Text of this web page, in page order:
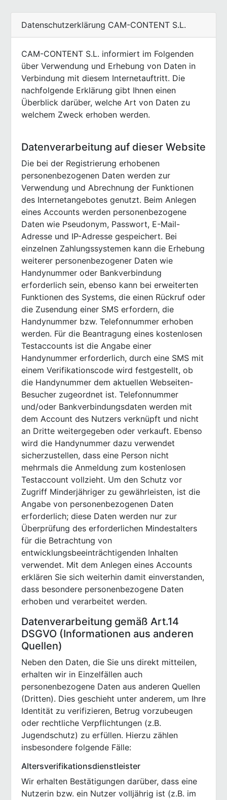
Datenschutzerklärung CAM-CONTENT S.L.
CAM-CONTENT S.L. informiert im Folgenden
über Verwendung und Erhebung von Daten in
Verbindung mit diesem Internetauftritt. Die
nachfolgende Erklärung gibt Ihnen einen
Überblick darüber, welche Art von Daten zu
welchem Zweck erhoben werden.
Datenverarbeitung auf dieser Website
Die bei der Registrierung erhobenen
personenbezogenen Daten werden zur
Verwendung und Abrechnung der Funktionen
des Internetangebotes genutzt. Beim Anlegen
eines Accounts werden personenbezogene
Daten wie Pseudonym, Passwort, E-Mail-
Adresse und IP-Adresse gespeichert. Bei
einzelnen Zahlungssystemen kann die Erhebung
weiterer personenbezogener Daten wie
Handynummer oder Bankverbindung
erforderlich sein, ebenso kann bei erweiterten
Funktionen des Systems, die einen Rückruf oder
die Zusendung einer SMS erfordern, die
Handynummer bzw. Telefonnummer erhoben
werden. Für die Beantragung eines kostenlosen
Testaccounts ist die Angabe einer
Handynummer erforderlich, durch eine SMS mit
einem Verifikationscode wird festgestellt, ob
die Handynummer dem aktuellen Webseiten-
Besucher zugeordnet ist. Telefonnummer
und/oder Bankverbindungsdaten werden mit
dem Account des Nutzers verknüpft und nicht
an Dritte weitergegeben oder verkauft. Ebenso
wird die Handynummer dazu verwendet
sicherzustellen, dass eine Person nicht
mehrmals die Anmeldung zum kostenlosen
Testaccount vollzieht. Um den Schutz vor
Zugriff Minderjähriger zu gewährleisten, ist die
Angabe von personenbezogenen Daten
erforderlich; diese Daten werden nur zur
Überprüfung des erforderlichen Mindestalters
für die Betrachtung von
entwicklungsbeeinträchtigenden Inhalten
verwendet. Mit dem Anlegen eines Accounts
erklären Sie sich weiterhin damit einverstanden,
dass besondere personenbezogene Daten
erhoben und verarbeitet werden.
Datenverarbeitung gemäß Art.14
DSGVO (Informationen aus anderen
Quellen)
Neben den Daten, die Sie uns direkt mitteilen,
erhalten wir in Einzelfällen auch
personenbezogene Daten aus anderen Quellen
(Dritten). Dies geschieht unter anderem, um Ihre
Identität zu verifizieren, Betrug vorzubeugen
oder rechtliche Verpflichtungen (z.B.
Jugendschutz) zu erfüllen. Hierzu zählen
insbesondere folgende Fälle:
Altersverifikationsdienstleister
Wir erhalten Bestätigungen darüber, dass eine
Nutzerin bzw. ein Nutzer volljährig ist (z.B. im